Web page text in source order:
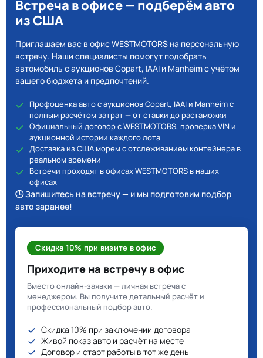
Встреча в офисе — подберём авто
из США
Приглашаем вас в офис WESTMOTORS на персональную
встречу. Наши специалисты помогут подобрать
автомобиль с аукционов Copart, IAAI и Manheim с учётом
вашего бюджета и предпочтений.
Профоценка авто с аукционов Copart, IAAI и Manheim с
полным расчётом затрат — от ставки до растаможки
Официальный договор с WESTMOTORS, проверка VIN и
аукционной истории каждого лота
Доставка из США морем с отслеживанием контейнера в
реальном времени
Встречи проходят в офисах WESTMOTORS в наших
офисах
🕒 Запишитесь на встречу — и мы подготовим подбор
авто заранее!
Скидка 10% при визите в офис
Приходите на встречу в офис
Вместо онлайн-заявки — личная встреча с
менеджером. Вы получите детальный расчёт и
профессиональный подбор авто.
Скидка 10% при заключении договора
Живой показ авто и расчёт на месте
Договор и старт работы в тот же день